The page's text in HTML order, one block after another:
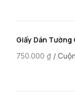
Giấy Dán Tường
750.000 ₫ / Cuộn